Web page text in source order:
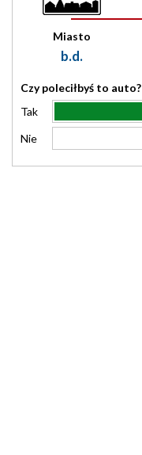
Miasto
b.d.
Czy poleciłbyś to auto?
Tak
Nie